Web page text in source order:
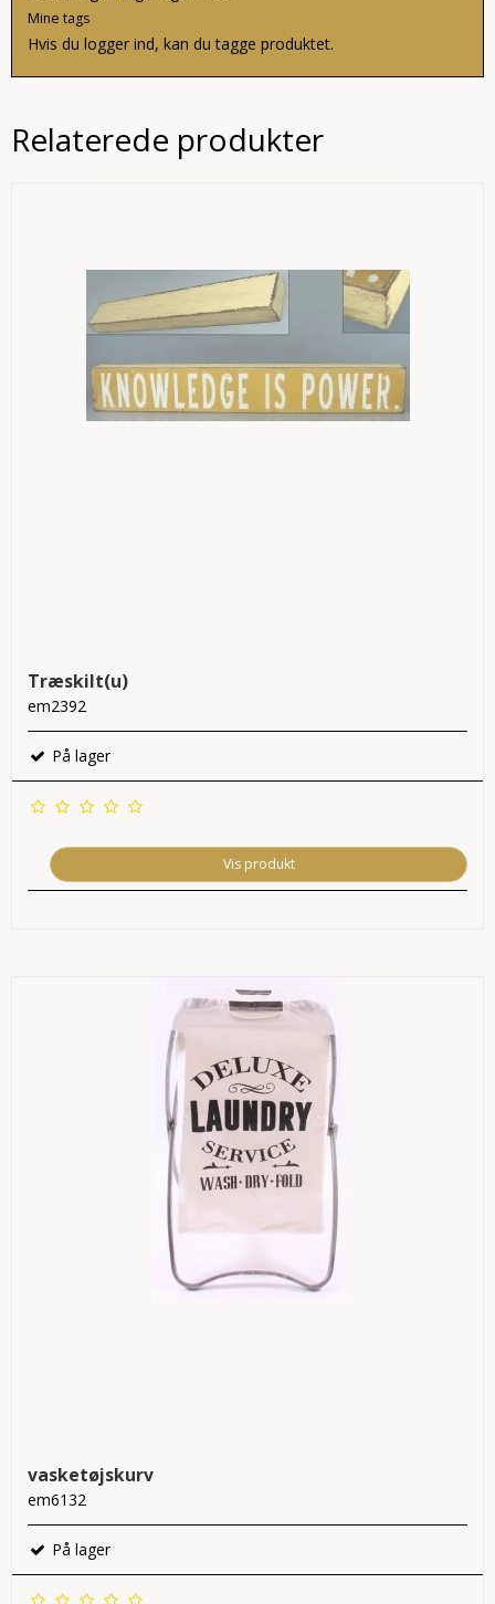
Mine tags
Hvis du logger ind, kan du tagge produktet.
Relaterede produkter
Træskilt(u)
em2392
På lager
Vis produkt
vasketøjskurv
em6132
På lager